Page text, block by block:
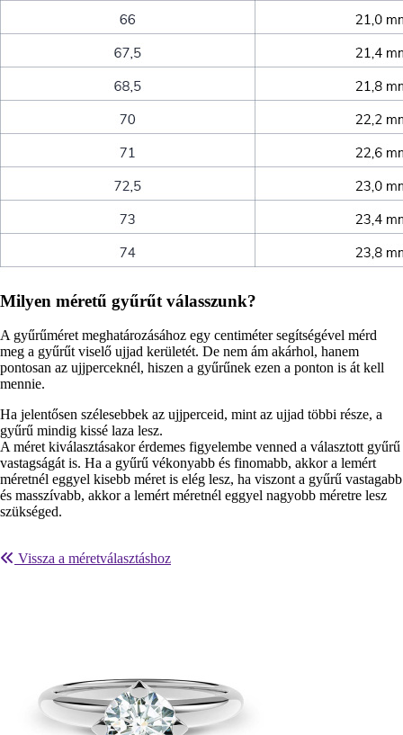
Milyen méretű gyűrűt válasszunk?
A gyűrűméret meghatározásához egy centiméter segítségével mérd
meg a gyűrűt viselő ujjad kerületét. De nem ám akárhol, hanem
pontosan az ujjperceknél, hiszen a gyűrűnek ezen a ponton is át kell
mennie.
Ha jelentősen szélesebbek az ujjperceid, mint az ujjad többi része, a
gyűrű mindig kissé laza lesz.
A méret kiválasztásakor érdemes figyelembe venned a választott gyűrű
vastagságát is. Ha a gyűrű vékonyabb és finomabb, akkor a lemért
méretnél eggyel kisebb méret is elég lesz, ha viszont a gyűrű vastagabb
és masszívabb, akkor a lemért méretnél eggyel nagyobb méretre lesz
szükséged.
Vissza a méretválasztáshoz